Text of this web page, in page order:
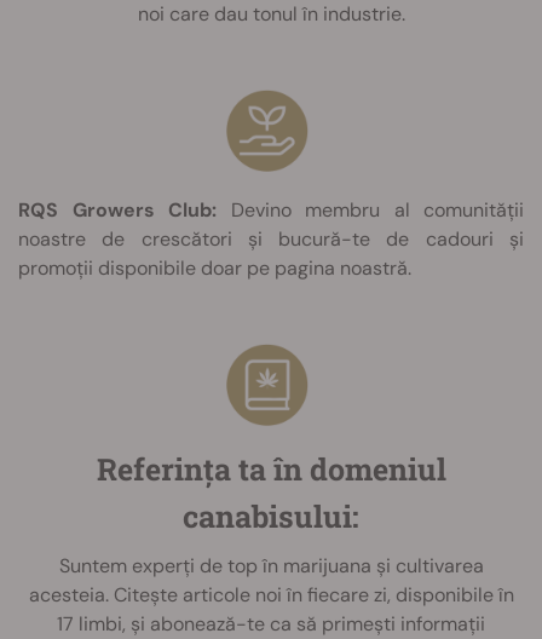
noi care dau tonul în industrie.
RQS Growers Club: Devino membru al comunității
noastre de crescători și bucură-te de cadouri și
promoții disponibile doar pe pagina noastră.
Referința ta în domeniul
canabisului:
Suntem experți de top în marijuana și cultivarea
acesteia. Citește articole noi în fiecare zi, disponibile în
17 limbi, și abonează-te ca să primești informații